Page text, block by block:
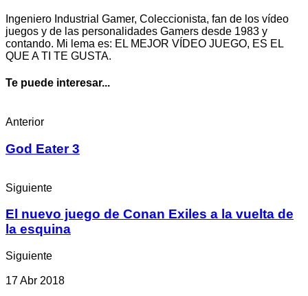
Ingeniero Industrial Gamer, Coleccionista, fan de los vídeo
juegos y de las personalidades Gamers desde 1983 y
contando. Mi lema es: EL MEJOR VÍDEO JUEGO, ES EL
QUE A TI TE GUSTA.
Te puede interesar...
Anterior
God Eater 3
Siguiente
El nuevo juego de Conan Exiles a la vuelta de
la esquina
Siguiente
17 Abr 2018